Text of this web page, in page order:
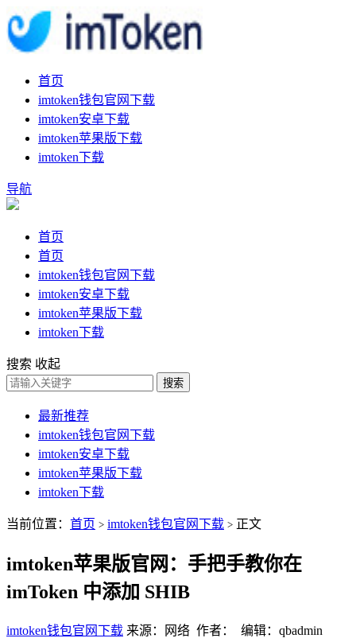
首页
imtoken钱包官网下载
imtoken安卓下载
imtoken苹果版下载
imtoken下载
导航
首页
首页
imtoken钱包官网下载
imtoken安卓下载
imtoken苹果版下载
imtoken下载
搜索 收起
搜索
最新推荐
imtoken钱包官网下载
imtoken安卓下载
imtoken苹果版下载
imtoken下载
当前位置： 首页 > imtoken钱包官网下载 > 正文
imtoken苹果版官网：手把手教你在
imToken 中添加 SHIB
imtoken钱包官网下载 来源：网络 作者： 编辑：qbadmin